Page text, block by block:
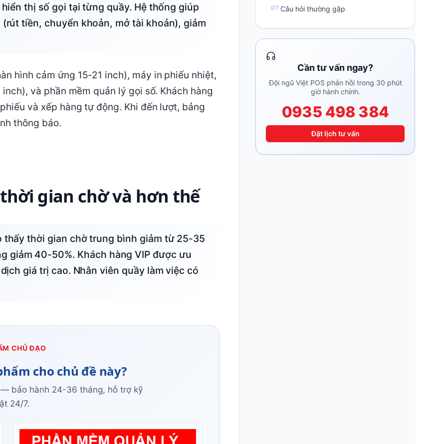
thị số gọi tại từng quầy. Hệ thống giúp
tiền, chuyển khoản, mở tài khoản), giảm
hình cảm ứng 15-21 inch), máy in phiếu nhiệt,
và phần mềm quản lý gọi số. Khách hàng
và xếp hàng tự động. Khi đến lượt, bảng
thông báo.
gian chờ và hơn thế
giảm 40-50%. Khách hàng VIP được ưu
giá trị cao. Nhân viên quầy làm việc có
CHỦ ĐẠO
cho chủ đề này?
bảo hành 24-36 tháng, hỗ trợ kỹ
24/7.
Câu hỏi thường gặp
Cần tư vấn ngay?
Đội ngũ Việt POS phản hồi trong 30 phút
giờ hành chính.
0935 498 384
Đặt lịch tư vấn